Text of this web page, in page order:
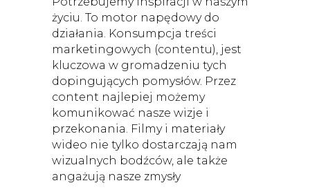
życiu. To motor napędowy do
działania. Konsumpcja treści
marketingowych (contentu), jest
kluczowa w gromadzeniu tych
dopingujących pomysłów. Przez
content najlepiej możemy
komunikować nasze wizje i
przekonania. Filmy i materiały
wideo nie tylko dostarczają nam
wizualnych bodźców, ale także
angażują nasze zmysły